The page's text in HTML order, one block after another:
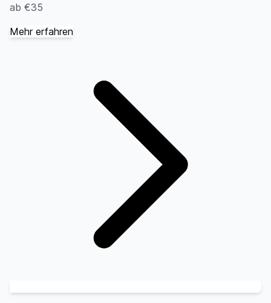
ab €35
Mehr erfahren